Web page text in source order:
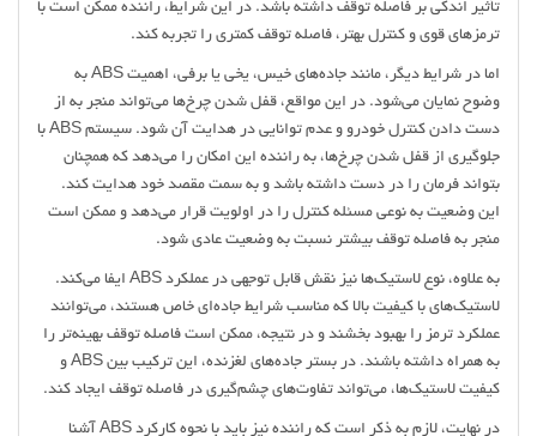
تأثیر اندکی بر فاصله توقف داشته باشد. در این شرایط، راننده ممکن است با
ترمزهای قوی و کنترل بهتر، فاصله توقف کمتری را تجربه کند.
اما در شرایط دیگر، مانند جاده‌های خیس، یخی یا برفی، اهمیت ABS به
وضوح نمایان می‌شود. در این مواقع، قفل شدن چرخ‌ها می‌تواند منجر به از
دست دادن کنترل خودرو و عدم توانایی در هدایت آن شود. سیستم ABS با
جلوگیری از قفل شدن چرخ‌ها، به راننده این امکان را می‌دهد که همچنان
بتواند فرمان را در دست داشته باشد و به سمت مقصد خود هدایت کند.
این وضعیت به نوعی مسئله کنترل را در اولویت قرار می‌دهد و ممکن است
منجر به فاصله توقف بیشتر نسبت به وضعیت عادی شود.
به علاوه، نوع لاستیک‌ها نیز نقش قابل توجهی در عملکرد ABS ایفا می‌کند.
لاستیک‌های با کیفیت بالا که مناسب شرایط جاده‌ای خاص هستند، می‌توانند
عملکرد ترمز را بهبود بخشند و در نتیجه، ممکن است فاصله توقف بهینه‌تر را
به همراه داشته باشند. در بستر جاده‌های لغزنده، این ترکیب بین ABS و
کیفیت لاستیک‌ها، می‌تواند تفاوت‌های چشم‌گیری در فاصله توقف ایجاد کند.
در نهایت، لازم به ذکر است که راننده نیز باید با نحوه کارکرد ABS آشنا